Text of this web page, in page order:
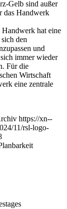
Gelb sind außer
das Handwerk
hat eine
den
und
immer wieder
Für die
Wirtschaft
eine zentrale
https://xn--
11/rsl-logo-